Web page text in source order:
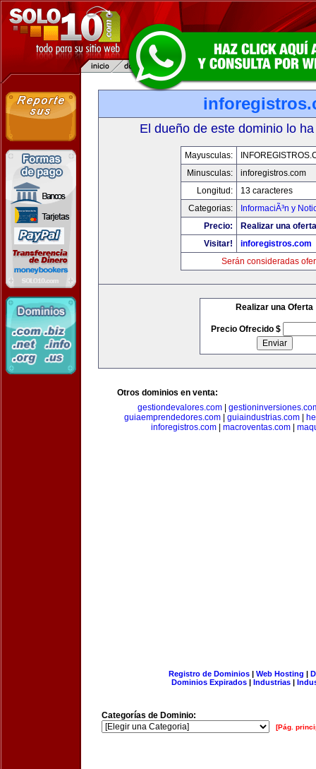
El dueño de este dominio lo
Mayusculas:
Minusculas:
inforegistros.com
Longitud:
13 caracteres
Categorias:
InformaciÃ³n y
Precio:
Realizar una
Visitar!
inforegistros.com
Serán consideradas
Realizar una Oferta
Precio Ofrecido $
Otros dominios en venta:
gestiondevalores.com|
guiaemprendedores.com
guiaindustrias.com
inforegistros.com| macroventas.com|
Registro de Dominios| Web Hosting |
Dominios Expirados | Industrias |
Categorías de Dominio:
[Pág.